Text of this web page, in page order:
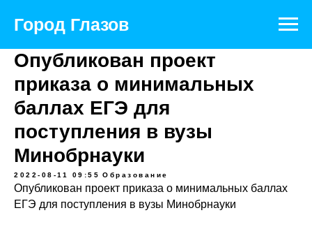
Город Глазовобразования
Опубликован проект
приказа о минимальных
баллах ЕГЭ для
поступления в вузы
Минобрнауки
2022-08-11 09:55 Образование
Опубликован проект приказа о минимальных баллах
ЕГЭ для поступления в вузы Минобрнауки